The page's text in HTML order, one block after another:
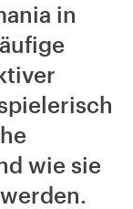
in
wie sie